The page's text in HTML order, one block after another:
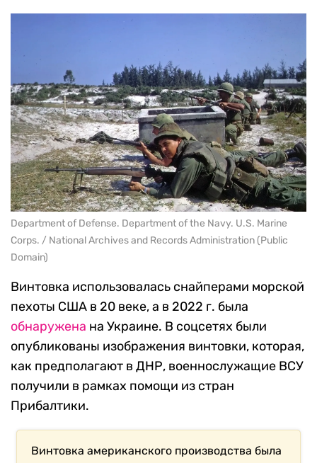
Department of Defense. Department of the Navy. U.S. Marine
Corps. / National Archives and Records Administration (Public
Domain)
Винтовка использовалась снайперами морской
пехоты США в 20 веке, а в 2022 г. была
обнаружена на Украине. В соцсетях были
опубликованы изображения винтовки, которая,
как предполагают в ДНР, военнослужащие ВСУ
получили в рамках помощи из стран
Прибалтики.
Винтовка американского производства была